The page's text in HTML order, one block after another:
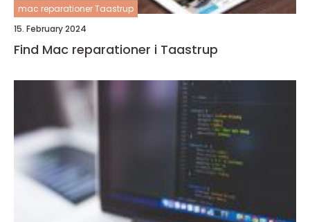
mac reparationer Taastrup
15. February 2024
Find Mac reparationer i Taastrup